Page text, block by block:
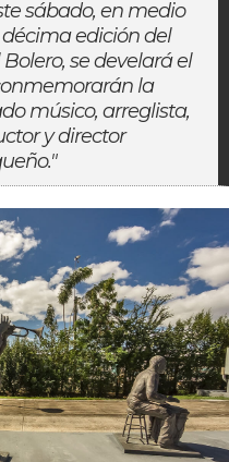
sábado, en medio
edición del
se develará el
la
músico, arreglista,
y director